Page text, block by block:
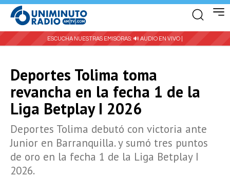
ESCUCHA NUESTRAS EMISORAS: 🔊 AUDIO EN VIVO |
Deportes Tolima toma
revancha en la fecha 1 de la
Liga Betplay I 2026
Deportes Tolima debutó con victoria ante
Junior en Barranquilla. y sumó tres puntos
de oro en la fecha 1 de la Liga Betplay I
2026.